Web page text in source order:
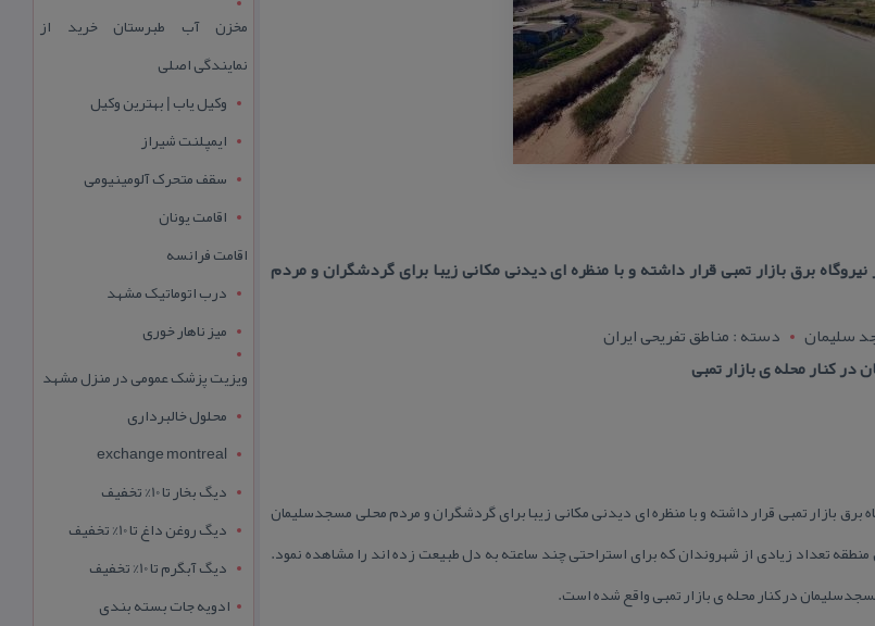
برق بازار تمبی قرار داشته و با منظره ای دیدنی مكانی زیبا برای گردشگران و مردم
سليمان
دسته : مناطق تفریحی ایران
برق بازار تمبی قرار داشته و با منظره ای دیدنی مكانی زیبا برای گردشگران و مردم محلی مسجدسلیمان
تعداد زیادی از شهروندان كه برای استراحتی چند ساعته به دل طبیعت زده اند را مشاهده نمود.
مخزن آب طبرستان خرید از
نمایندگی اصلی
وکیل یاب | بهترین وکیل
ایمپلنت شیراز
سقف متحرک آلومینیومی
اقامت یونان
اقامت فرانسه
درب اتوماتیک مشهد
میز ناهار خوری
ویزیت پزشک عمومی در منزل مشهد
محلول خالبرداری
exchange montreal
دیگ بخار تا 10% تخفیف
دیگ روغن داغ تا 10% تخفیف
دیگ آبگرم تا 10% تخفیف
ادویه جات بسته بندی